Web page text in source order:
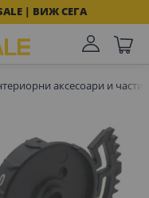
| ВИЖ СЕГА
аксесоари и части